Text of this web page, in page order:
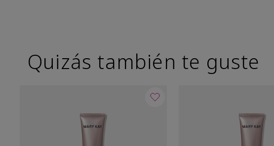
Quizás también te guste